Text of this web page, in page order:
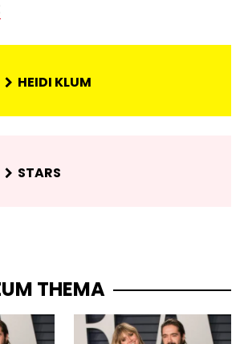
HEIDI KLUM
STARS
THEMA